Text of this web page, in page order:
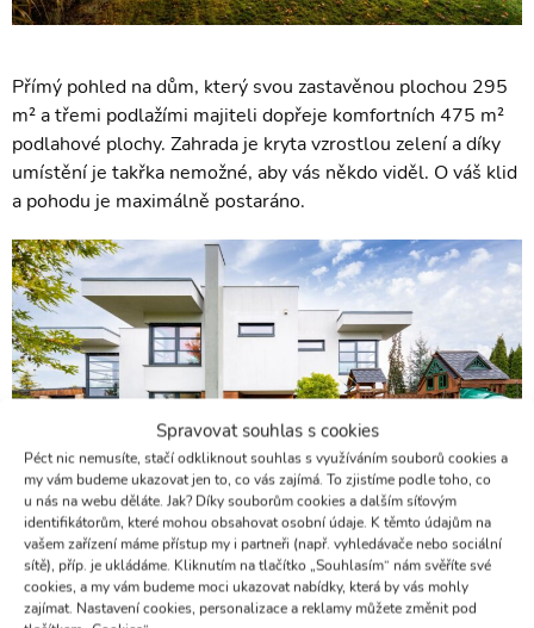
Spravovat souhlas s cookies
Péct nic nemusíte, stačí odkliknout souhlas s využíváním souborů cookies a
my vám budeme ukazovat jen to, co vás zajímá. To zjistíme podle toho, co
u nás na webu děláte. Jak? Díky souborům cookies a dalším síťovým
identifikátorům, které mohou obsahovat osobní údaje. K těmto údajům na
vašem zařízení máme přístup my i partneři (např. vyhledávače nebo sociální
sítě), příp. je ukládáme. Kliknutím na tlačítko „Souhlasím“ nám svěříte své
cookies, a my vám budeme moci ukazovat nabídky, která by vás mohly
zajímat. Nastavení cookies, personalizace a reklamy můžete změnit pod
Přímý pohled na dům, který svou zastavěnou plochou 295
m² a třemi podlažími majiteli dopřeje komfortních 475 m²
podlahové plochy. Zahrada je kryta vzrostlou zelení a díky
umístění je takřka nemožné, aby vás někdo viděl. O váš klid
a pohodu je maximálně postaráno.